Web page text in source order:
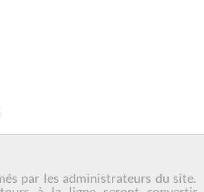
par les administrateurs du site.